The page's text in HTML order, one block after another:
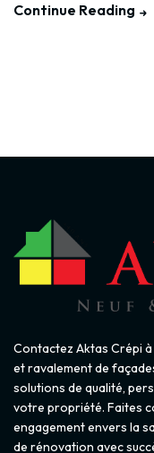
Continue Reading
Contactez Aktas Crépi
et ravalement de
solutions de qualité,
votre propriété. Faites
engagement envers la
de rénovation avec